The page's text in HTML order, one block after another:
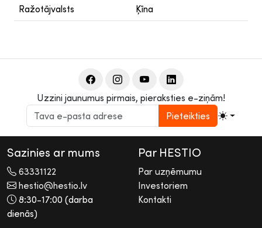
Ražotājvalsts Ķīna
Uzzini jaunumus pirmais, pieraksties e-ziņām!
Pieteikties
Sazinies ar mums
63331122
hestio@hestio.lv
8:30-17:00 (darba
dienās)
Par HESTIO
Par uzņēmumu
Investoriem
Kontakti